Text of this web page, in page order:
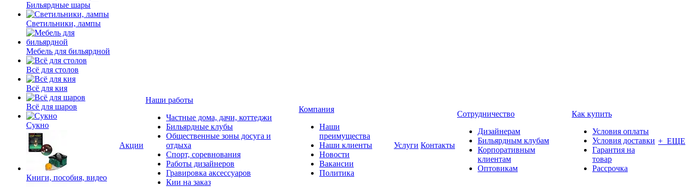
Бильярдные шары
Светильники, лампы
Мебель для бильярдной
Всё для столов
Всё для кия
Всё для шаров
Сукно
Книги, пособия, видео
Акции
Наши работы
Частные дома, дачи, коттеджи
Бильярдные клубы
Общественные зоны досуга и
отдыха
Спорт, соревнования
Работы дизайнеров
Гравировка аксессуаров
Кии на заказ
Компания
Наши
преимущества
Наши клиенты
Новости
Вакансии
Политика
Услуги Контакты
Сотрудничество
Дизайнерам
Бильярдным клубам
Корпоративным
клиентам
Оптовикам
Как купить
Условия оплаты
Условия доставки
Гарантия на
товар
Рассрочка
+ ЕЩЕ